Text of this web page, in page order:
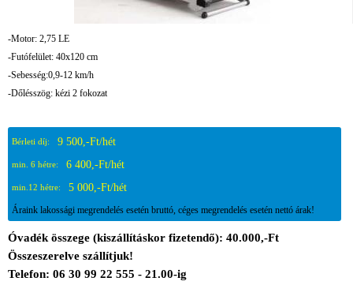
-Motor: 2,75 LE
-Futófelület: 40x120 cm
-Sebesség:0,9-12 km/h
-Dőlésszög: kézi 2 fokozat
Bérleti díj: 9 500,-Ft/hét
min. 6 hétre: 6 400,-Ft/hét
min.12 hétre: 5 000,-Ft/hét
Áraink lakossági megrendelés esetén bruttó, céges megrendelés esetén nettó árak!
Óvadék összege (kiszállításkor fizetendő): 40.000,-Ft
Összeszerelve szállítjuk!
Telefon: 06 30 99 22 555 - 21.00-ig